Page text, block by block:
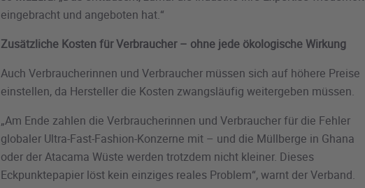
eingebracht und angeboten hat.“
Zusätzliche Kosten für Verbraucher – ohne jede ökologische Wirkung
Auch Verbraucherinnen und Verbraucher müssen sich auf höhere Preise
einstellen, da Hersteller die Kosten zwangsläufig weitergeben müssen.
„Am Ende zahlen die Verbraucherinnen und Verbraucher für die Fehler
globaler Ultra-Fast-Fashion-Konzerne mit – und die Müllberge in Ghana
oder der Atacama Wüste werden trotzdem nicht kleiner. Dieses
Eckpunktepapier löst kein einziges reales Problem“, warnt der Verband.